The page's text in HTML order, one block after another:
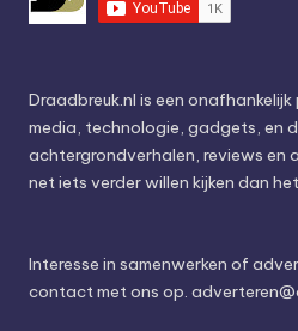
Draadbreuk.nl is een
media, technologie, gadgets, en
achtergrondverhalen, reviews en
net iets verder willen kijken dan
Interesse in samenwerken of
contact met ons op.